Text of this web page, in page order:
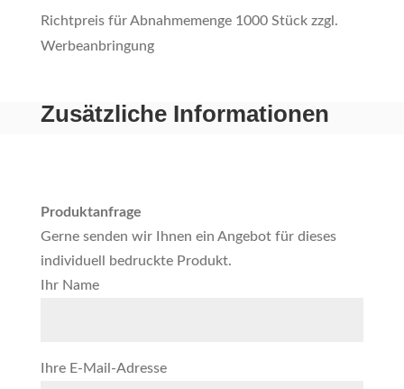
Richtpreis für Abnahmemenge 1000 Stück zzgl.
Werbeanbringung
Zusätzliche Informationen
Produktanfrage
Gerne senden wir Ihnen ein Angebot für dieses
individuell bedruckte Produkt.
Ihr Name
Ihre E-Mail-Adresse